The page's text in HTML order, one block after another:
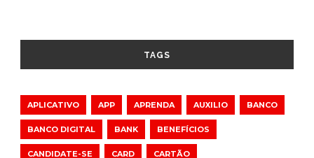
TAGS
APLICATIVO APP APRENDA AUXILIO BANCO
BANCO DIGITAL BANK BENEFÍCIOS
CANDIDATE-SE CARD CARTÃO